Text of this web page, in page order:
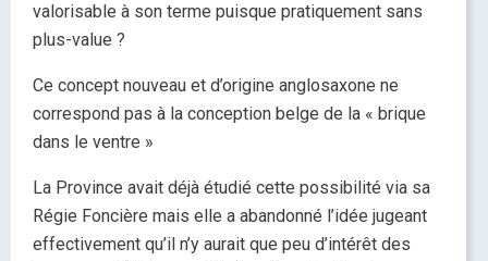
valorisable à son terme puisque pratiquement sans
plus-value ?
Ce concept nouveau et d’origine anglosaxone ne
correspond pas à la conception belge de la « brique
dans le ventre »
La Province avait déjà étudié cette possibilité via sa
Régie Foncière mais elle a abandonné l’idée jugeant
effectivement qu’il n’y aurait que peu d’intérêt des